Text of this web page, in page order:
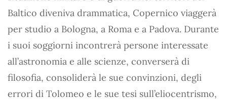
Baltico diveniva drammatica, Copernico viaggerà
per studio a Bologna, a Roma e a Padova. Durante
i suoi soggiorni incontrerà persone interessate
all’astronomia e alle scienze, converserà di
filosofia, consoliderà le sue convinzioni, degli
errori di Tolomeo e le sue tesi sull’eliocentrismo,